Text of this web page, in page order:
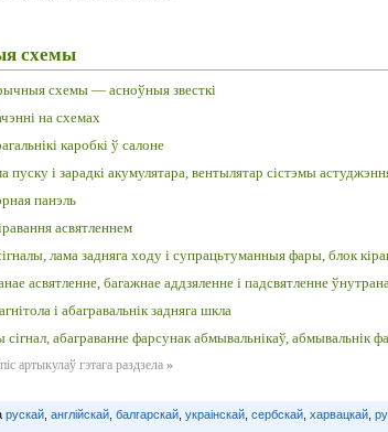
схемы
схемы — асноўныя звесткі
на схемах
каробкі ў салоне
пуску і зарадкі акумулятара, вентылятар сістэмы
панэль
асвятленнем
лама задняга ходу і супрацьтуманныя фары, блок
асвятленне, багажнае аддзяленне і падсвятленне
і абагравальнік задняга шкла
сігнал, абаграванне фарсунак абмывальнікаў, абмывальнік
артыкулаў гэтага раздзела »
рускай, англійскай, балгарскай, украінскай, сербскай, харвацкай,